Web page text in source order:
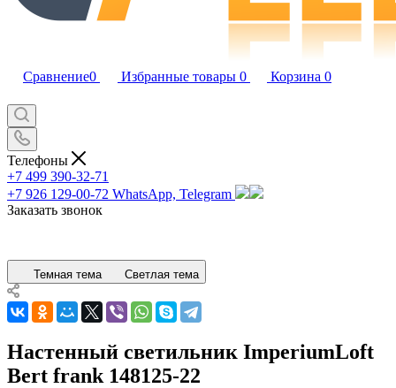
Сравнение0 Избранные товары 0 Корзина 0
Телефоны
+7 499 390-32-71
+7 926 129-00-72 WhatsApp, Telegram
Заказать звонок
Темная тема Светлая тема
Настенный светильник ImperiumLoft
Bert frank 148125-22